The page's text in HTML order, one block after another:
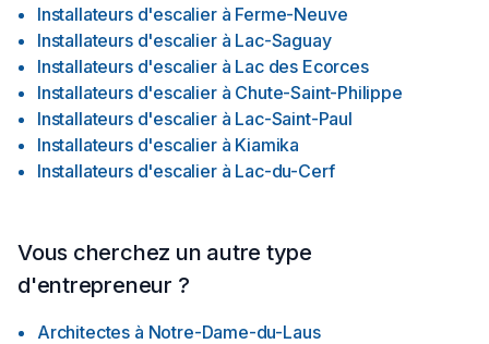
Installateurs d'escalier à Ferme-Neuve
Installateurs d'escalier à Lac-Saguay
Installateurs d'escalier à Lac des Ecorces
Installateurs d'escalier à Chute-Saint-Philippe
Installateurs d'escalier à Lac-Saint-Paul
Installateurs d'escalier à Kiamika
Installateurs d'escalier à Lac-du-Cerf
Vous cherchez un autre type
d'entrepreneur ?
Architectes à Notre-Dame-du-Laus